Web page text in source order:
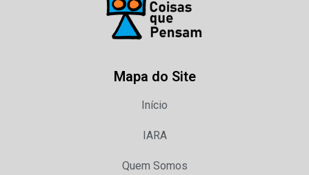
Mapa do Site
Início
IARA
Quem Somos